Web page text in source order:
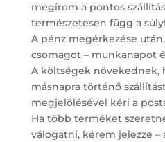
megírom a pontos
természetesen függ a
A pénz megérkezése
csomagot – munkanapot
A költségek növekednek,
másnapra történő
megjelölésével kéri a
Ha több terméket
válogatni, kérem jelezze –